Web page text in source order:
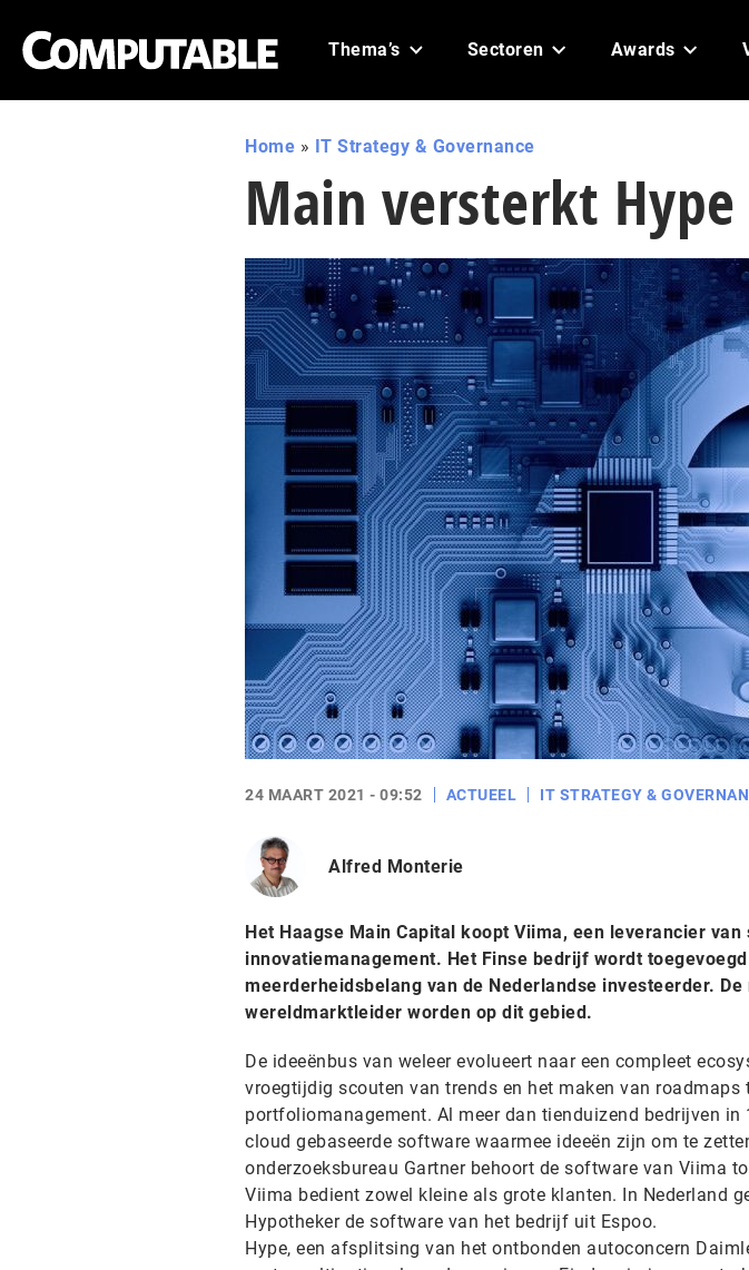
Thema’s Sectoren Awards
Home » IT Strategy & Governance
Main versterkt
24 MAART 2021 - 09:52 ACTUEEL IT STRATEGY &
Alfred Monterie
Het Haagse Main Capital koopt Viima, een leverancier
innovatiemanagement. Het Finse bedrijf wordt
meerderheidsbelang van de Nederlandse investeerder.
wereldmarktleider worden op dit gebied.
De ideeënbus van weleer evolueert naar een compleet
vroegtijdig scouten van trends en het maken van roadmaps
portfoliomanagement. Al meer dan tienduizend bedrijven in
cloud gebaseerde software waarmee ideeën zijn om te
onderzoeksbureau Gartner behoort de software van Viima
Viima bedient zowel kleine als grote klanten. In Nederland
Hypotheker de software van het bedrijf uit Espoo.
Hype, een afsplitsing van het ontbonden autoconcern